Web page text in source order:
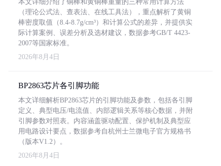
本文详细介绍了铜棒和黄铜棒重量的三种常用计算方法
（理论公式法、查表法、在线工具法），重点解析了黄铜
棒密度取值（8.4-8.7g/cm³）和计算公式的差异，并提供实
际计算案例、误差分析及选材建议，数据参考GB/T 4423-
2007等国家标准。
2026年8月4日
BP2863芯片各引脚功能
本文详细解析BP2863芯片的引脚功能及参数，包括各引脚
定义、典型电压/电流值、内部逻辑关系等核心数据，并附
引脚参数对照表。内容涵盖驱动配置、保护机制及典型应
用电路设计要点，数据参考自杭州士兰微电子官方规格书
（版本V1.2）。
2026年8月4日